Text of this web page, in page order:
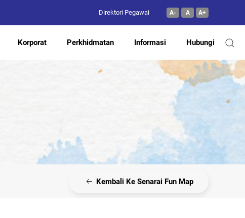
Direktori Pegawai A- A A+
Korporat Perkhidmatan Informasi Hubungi
Kembali Ke Senarai Fun Map